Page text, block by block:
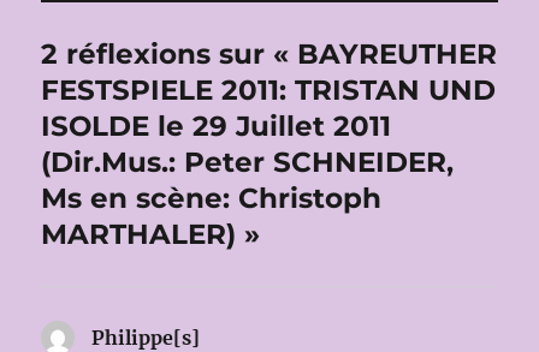
2 réflexions sur « BAYREUTHER
FESTSPIELE 2011: TRISTAN UND
ISOLDE le 29 Juillet 2011
(Dir.Mus.: Peter SCHNEIDER,
Ms en scène: Christoph
MARTHALER) »
Philippe[s]